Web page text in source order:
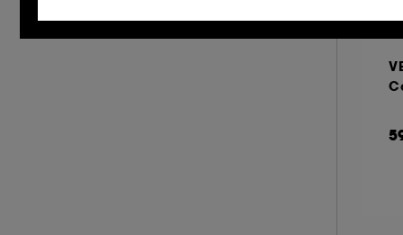
MUGLER (15)
ils
il s’agit de